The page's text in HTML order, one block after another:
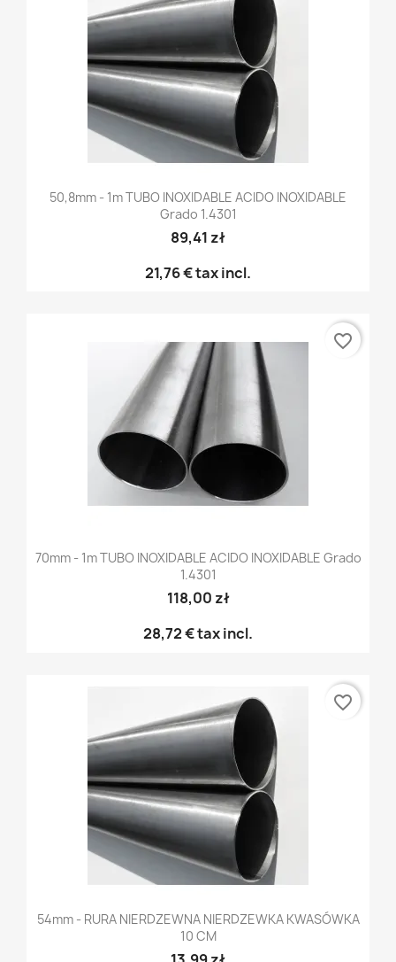
50,8mm - 1m TUBO INOXIDABLE ACIDO INOXIDABLE
Grado 1.4301
89,41 zł
21,76 €tax incl.
70mm - 1m TUBO INOXIDABLE ACIDO INOXIDABLE Grado
1.4301
118,00 zł
28,72 €tax incl.
favorite_border
54mm - RURA NIERDZEWNA NIERDZEWKA KWASÓWKA
10 CM
favorite_border